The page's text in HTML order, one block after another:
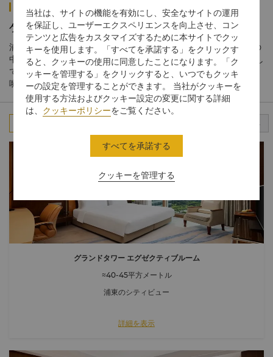
浦東 シャングリ・ラ 上海
ゲストルーム
浦東 シャングリ・ラ 上海では、39～203平方メートルのサイズの
中からお選びいただけるゲストルームとスイートを950室ご用意し
ております。お部屋から、バンド（外灘）と黄浦江、または陸家
嘴地区の眺めをお楽しみいただけます。
スイート
グランドタワー エグゼクティブルーム
≈40-45平方メートル
浦東のシティビュー
詳細を表示
当社は、サイトの機能を有効にし、安全なサイトの運用
を保証し、ユーザーエクスペリエンスを向上させ、コン
テンツと広告をカスタマイズするために本サイトでクッ
キーを使用します。「すべてを承諾する」をクリックす
ると、クッキーの使用に同意したことになります。「ク
ッキーを管理する」をクリックすると、いつでもクッキ
ーの設定を管理することができます。 当社がクッキーを
使用する方法およびクッキー設定の変更に関する詳細
は、 クッキーポリシーをご覧ください。
クッキーを管理する
すべてを承諾する